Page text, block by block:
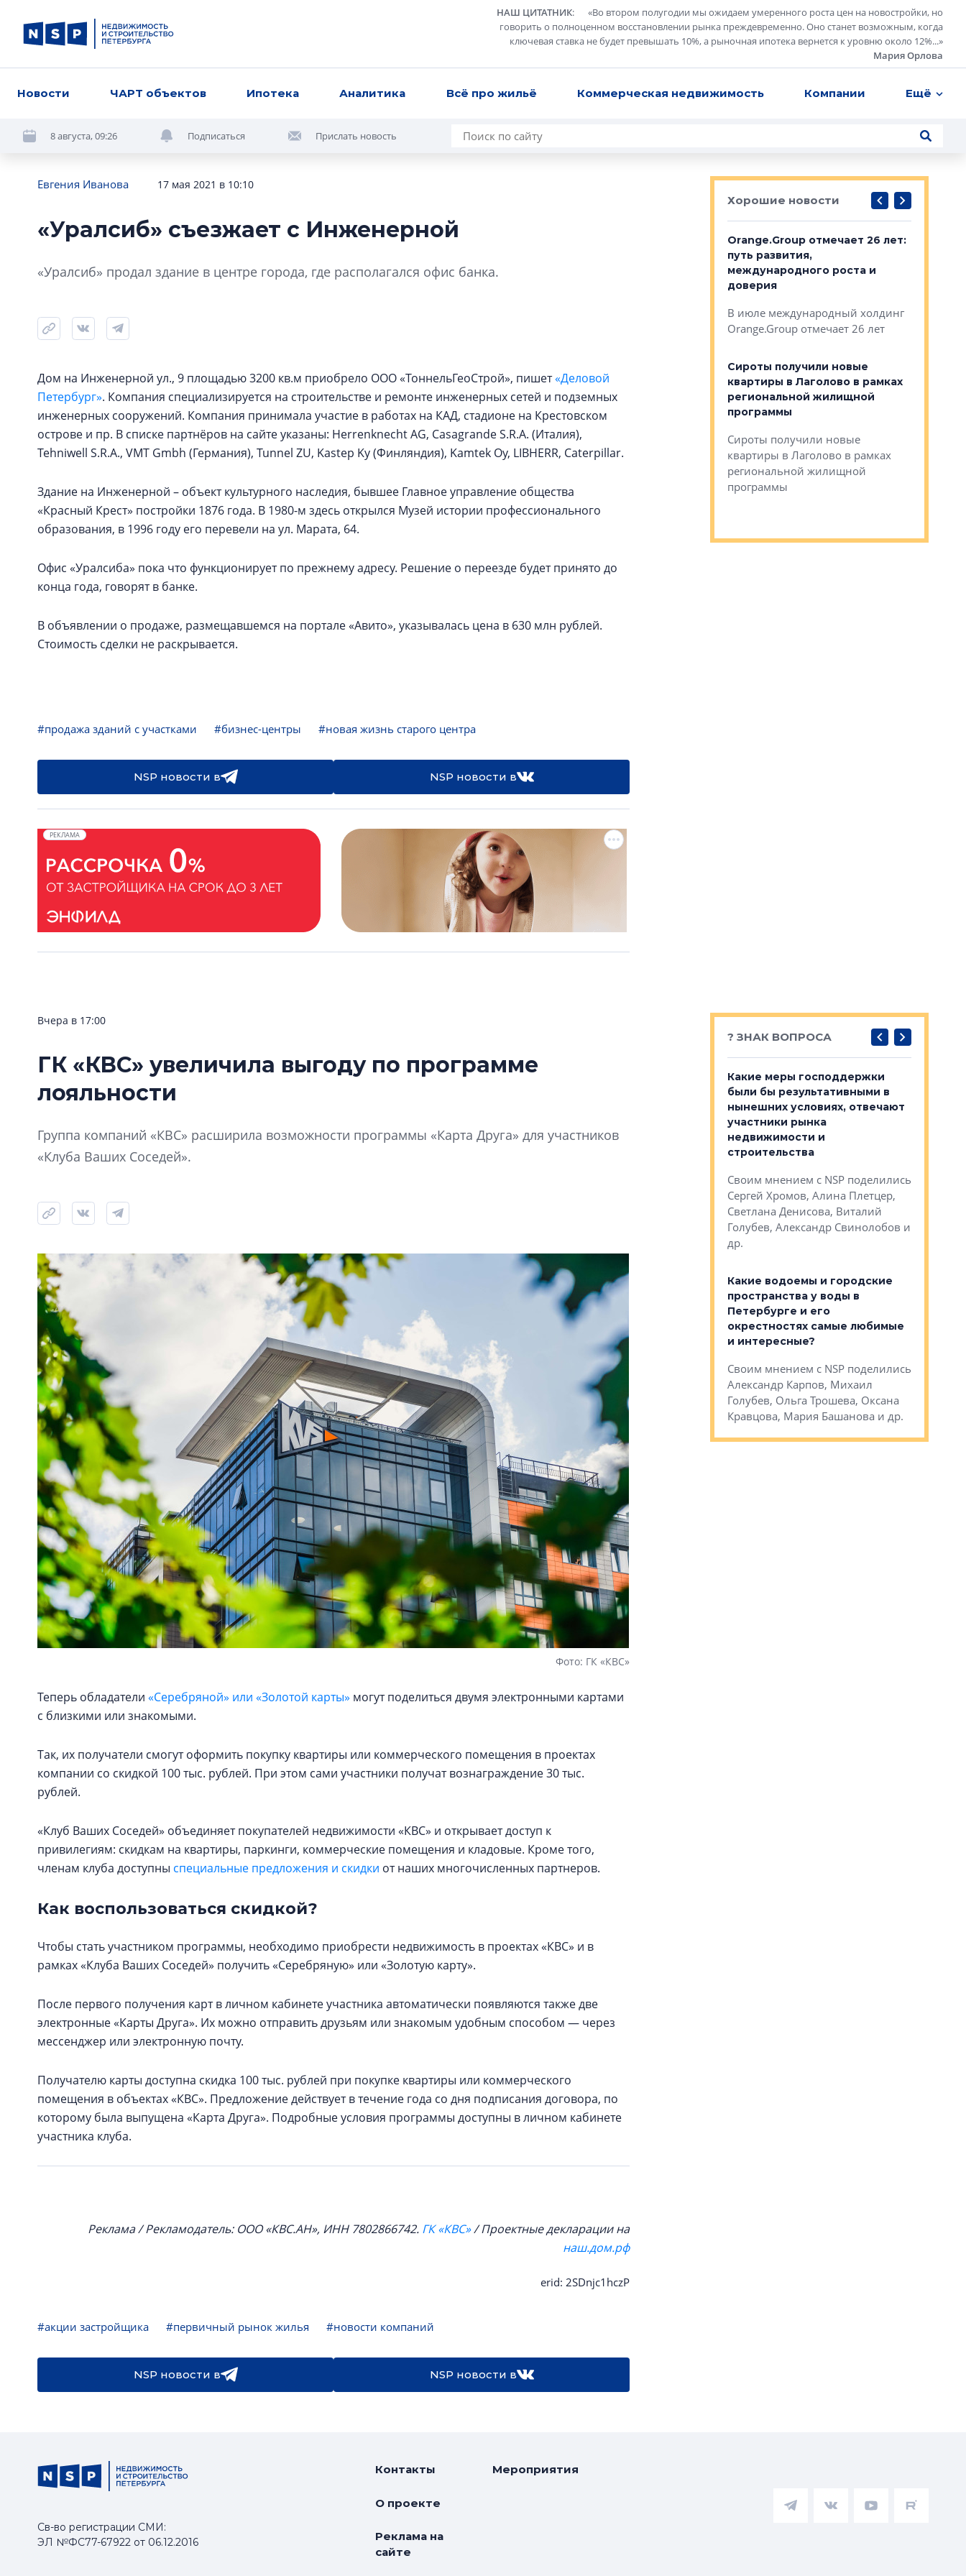
НАШ ЦИТАТНИК: «Во втором полугодии мы ожидаем умеренного роста цен на новостройки, но
говорить о полноценном восстановлении рынка преждевременно. Оно станет возможным, когда
ключевая ставка не будет превышать 10%, а рыночная ипотека вернется к уровню около 12%...»
Мария Орлова
Новости ЧАРТ объектов Ипотека Аналитика Всё про жильё Коммерческая недвижимость Компании Ещё
8 августа, 09:26 Подписаться Прислать новость
Евгения Иванова 17 мая 2021 в 10:10
«Уралсиб» съезжает с Инженерной
«Уралсиб» продал здание в центре города, где располагался офис банка.
Дом на Инженерной ул., 9 площадью 3200 кв.м приобрело ООО «ТоннельГеоСтрой», пишет«Деловой
Петербург». Компания специализируется на строительстве и ремонте инженерных сетей и подземных
инженерных сооружений. Компания принимала участие в работах на КАД, стадионе на Крестовском
острове и пр. В списке партнёров на сайте указаны: Herrenknecht AG, Casagrande S.R.A. (Италия),
Tehniwell S.R.A., VMT Gmbh (Германия), Tunnel ZU, Kastep Ky (Финляндия), Kamtek Oy, LIBHERR, Caterpillar.
Здание на Инженерной – объект культурного наследия, бывшее Главное управление общества
«Красный Крест» постройки 1876 года. В 1980-м здесь открылся Музей истории профессионального
образования, в 1996 году его перевели на ул. Марата, 64.
Офис «Уралсиба» пока что функционирует по прежнему адресу. Решение о переезде будет принято до
конца года, говорят в банке.
В объявлении о продаже, размещавшемся на портале «Авито», указывалась цена в 630 млн рублей.
Стоимость сделки не раскрывается.
#продажа зданий с участками #бизнес-центры #новая жизнь старого центра
NSP новости в NSP новости в
РЕКЛАМА
Хорошие новости
Петербурга появился еще
один центр совмещенного
образования
В Красногвардейском районе
Петербурга появился еще один
Orange.Group отмечает 26 лет:
путь развития,
международного роста и
доверия
В июле международный холдинг
Orange.Group отмечает 26 лет
Сироты получили новые
квартиры в Лаголово в рамках
региональной жилищной
программы
Сироты получили новые
квартиры в Лаголово в рамках
региональной жилищной
программы
Вчера в 17:00
ГК «КВС» увеличила выгоду по программе
лояльности
Группа компаний «КВС» расширила возможности программы «Карта Друга» для участников
«Клуба Ваших Соседей».
Фото: ГК «КВС»
Теперь обладатели «Серебряной» или «Золотой карты» могут поделиться двумя электронными картами
с близкими или знакомыми.
Так, их получатели смогут оформить покупку квартиры или коммерческого помещения в проектах
компании со скидкой 100 тыс. рублей. При этом сами участники получат вознаграждение 30 тыс.
рублей.
«Клуб Ваших Соседей» объединяет покупателей недвижимости «КВС» и открывает доступ к
привилегиям: скидкам на квартиры, паркинги, коммерческие помещения и кладовые. Кроме того,
членам клуба доступны специальные предложения и скидки от наших многочисленных партнеров.
Как воспользоваться скидкой?
Чтобы стать участником программы, необходимо приобрести недвижимость в проектах «КВС» и в
рамках «Клуба Ваших Соседей» получить «Серебряную» или «Золотую карту».
После первого получения карт в личном кабинете участника автоматически появляются также две
электронные «Карты Друга». Их можно отправить друзьям или знакомым удобным способом — через
мессенджер или электронную почту.
Получателю карты доступна скидка 100 тыс. рублей при покупке квартиры или коммерческого
помещения в объектах «КВС». Предложение действует в течение года со дня подписания договора, по
которому была выпущена «Карта Друга». Подробные условия программы доступны в личном кабинете
участника клуба.
Реклама / Рекламодатель: ООО «КВС.АН», ИНН 7802866742. ГК «КВС»/ Проектные декларации на
наш.дом.рф
erid: 2SDnjc1hczP
#акции застройщика #первичный рынок жилья #новости компаний
NSP новости в NSP новости в
? ЗНАК ВОПРОСА
Разрыв цен между первичкой и
Какие наиболее востребованы
специальности и компетенции
в сфере девелопмента и
строительства?
Своим мнением с NSP поделились
Валентина Калинина, Анжелика
Альшаева, Александр
Свинолобов, Александр Кравцов,
Кирилл Кудинов и др.
Какие меры господдержки
были бы результативными в
нынешних условиях, отвечают
участники рынка
недвижимости и
строительства
Своим мнением с NSP поделились
Сергей Хромов, Алина Плетцер,
Светлана Денисова, Виталий
Голубев, Александр Свинолобов и
др.
Какие водоемы и городские
пространства у воды в
Петербурге и его
окрестностях самые любимые
и интересные?
Своим мнением с NSP поделились
Александр Карпов, Михаил
Голубев, Ольга Трошева, Оксана
Кравцова, Мария Башанова и др.
Св-во регистрации СМИ:
ЭЛ №ФС77-67922 от 06.12.2016
Контакты
О проекте
Реклама на
сайте
Мероприятия